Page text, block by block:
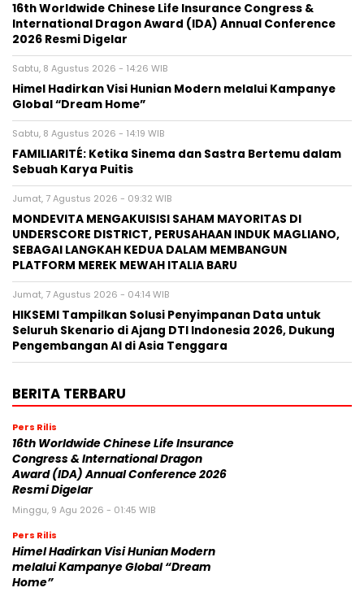
16th Worldwide Chinese Life Insurance Congress &
International Dragon Award (IDA) Annual Conference
2026 Resmi Digelar
Sabtu, 8 Agustus 2026 - 14:26 WIB
Himel Hadirkan Visi Hunian Modern melalui Kampanye
Global “Dream Home”
Sabtu, 8 Agustus 2026 - 14:19 WIB
FAMILIARITÉ: Ketika Sinema dan Sastra Bertemu dalam
Sebuah Karya Puitis
Jumat, 7 Agustus 2026 - 09:32 WIB
MONDEVITA MENGAKUISISI SAHAM MAYORITAS DI
UNDERSCORE DISTRICT, PERUSAHAAN INDUK MAGLIANO,
SEBAGAI LANGKAH KEDUA DALAM MEMBANGUN
PLATFORM MEREK MEWAH ITALIA BARU
Jumat, 7 Agustus 2026 - 04:14 WIB
HIKSEMI Tampilkan Solusi Penyimpanan Data untuk
Seluruh Skenario di Ajang DTI Indonesia 2026, Dukung
Pengembangan AI di Asia Tenggara
BERITA TERBARU
Pers Rilis
16th Worldwide Chinese Life Insurance
Congress & International Dragon
Award (IDA) Annual Conference 2026
Resmi Digelar
Minggu, 9 Agu 2026 - 01:45 WIB
Pers Rilis
Himel Hadirkan Visi Hunian Modern
melalui Kampanye Global “Dream
Home”